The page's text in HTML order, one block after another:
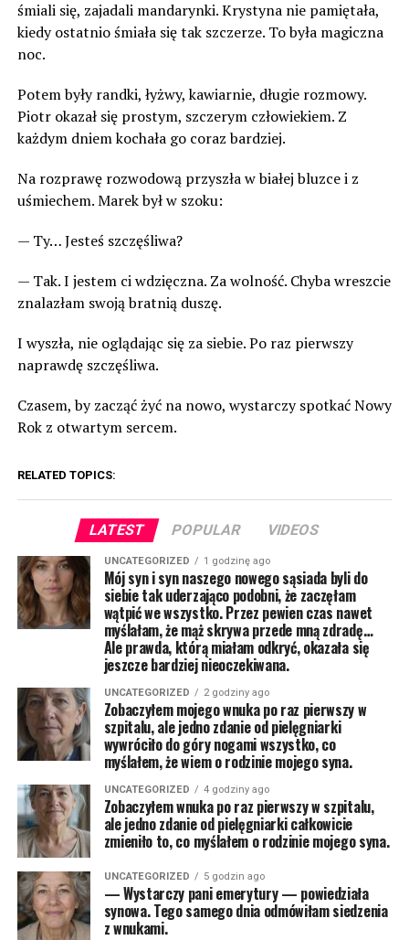
śmiali się, zajadali mandarynki. Krystyna nie pamiętała,
kiedy ostatnio śmiała się tak szczerze. To była magiczna
noc.
Potem były randki, łyżwy, kawiarnie, długie rozmowy.
Piotr okazał się prostym, szczerym człowiekiem. Z
każdym dniem kochała go coraz bardziej.
Na rozprawę rozwodową przyszła w białej bluzce i z
uśmiechem. Marek był w szoku:
— Ty… Jesteś szczęśliwa?
— Tak. I jestem ci wdzięczna. Za wolność. Chyba wreszcie
znalazłam swoją bratnią duszę.
I wyszła, nie oglądając się za siebie. Po raz pierwszy
naprawdę szczęśliwa.
Czasem, by zacząć żyć na nowo, wystarczy spotkać Nowy
Rok z otwartym sercem.
RELATED TOPICS:
LATEST POPULAR VIDEOS
UNCATEGORIZED 1 godzinę ago
Mój syn i syn naszego nowego sąsiada byli do
siebie tak uderzająco podobni, że zaczęłam
wątpić we wszystko. Przez pewien czas nawet
myślałam, że mąż skrywa przede mną zdradę…
Ale prawda, którą miałam odkryć, okazała się
jeszcze bardziej nieoczekiwana.
UNCATEGORIZED 2 godziny ago
Zobaczyłem mojego wnuka po raz pierwszy w
szpitalu, ale jedno zdanie od pielęgniarki
wywróciło do góry nogami wszystko, co
myślałem, że wiem o rodzinie mojego syna.
UNCATEGORIZED 4 godziny ago
Zobaczyłem wnuka po raz pierwszy w szpitalu,
ale jedno zdanie od pielęgniarki całkowicie
zmieniło to, co myślałem o rodzinie mojego syna.
UNCATEGORIZED 5 godzin ago
— Wystarczy pani emerytury — powiedziała
synowa. Tego samego dnia odmówiłam siedzenia
z wnukami.